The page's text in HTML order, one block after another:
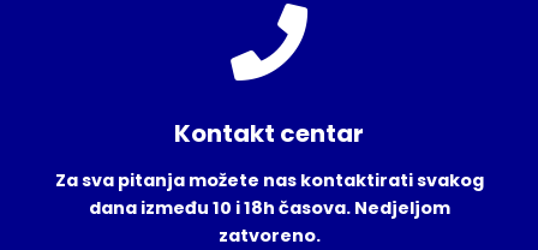
Kontakt centar
Za sva pitanja možete nas kontaktirati svakog
dana između 10 i 18h časova. Nedjeljom
zatvoreno.